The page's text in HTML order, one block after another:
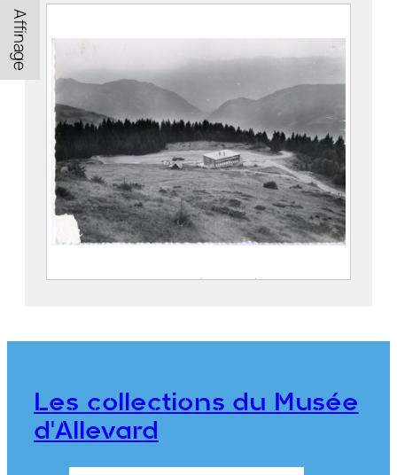
Affinage
La station du Collet à ses débuts : les
Les collections du Musée
d'Allevard